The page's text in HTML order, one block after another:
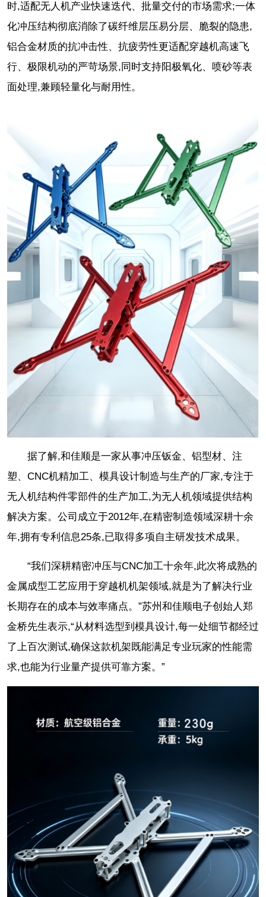
时,适配无人机产业快速迭代、批量交付的市场需求;一体
化冲压结构彻底消除了碳纤维层压易分层、脆裂的隐患,
铝合金材质的抗冲击性、抗疲劳性更适配穿越机高速飞
行、极限机动的严苛场景,同时支持阳极氧化、喷砂等表
面处理,兼顾轻量化与耐用性。
据了解,和佳顺是一家从事冲压钣金、铝型材、注
塑、CNC机精加工、模具设计制造与生产的厂家,专注于
无人机结构件零部件的生产加工,为无人机领域提供结构
解决方案。公司成立于2012年,在精密制造领域深耕十余
年,拥有专利信息25条,已取得多项自主研发技术成果。
“我们深耕精密冲压与CNC加工十余年,此次将成熟的
金属成型工艺应用于穿越机机架领域,就是为了解决行业
长期存在的成本与效率痛点。”苏州和佳顺电子创始人郑
金桥先生表示,“从材料选型到模具设计,每一处细节都经过
了上百次测试,确保这款机架既能满足专业玩家的性能需
求,也能为行业量产提供可靠方案。”